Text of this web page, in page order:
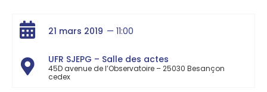
21 mars 2019 — 11:00
UFR SJEPG – Salle des actes
45D avenue de l’Observatoire – 25030 Besançon
cedex